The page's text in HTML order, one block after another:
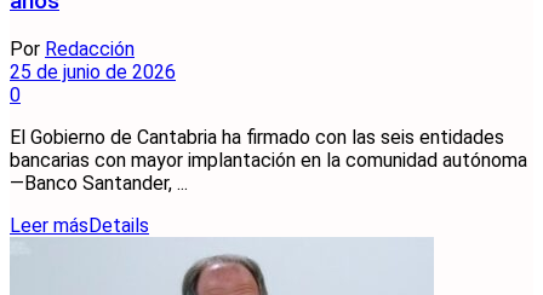
Por Redacción
25 de junio de 2026
0
El Gobierno de Cantabria ha firmado con las seis entidades
bancarias con mayor implantación en la comunidad autónoma
—Banco Santander, ...
Leer másDetails